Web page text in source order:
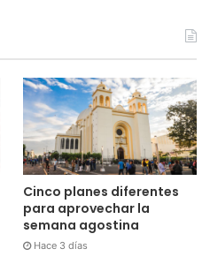
Cinco planes diferentes
para aprovechar la
semana agostina
Hace 3 días